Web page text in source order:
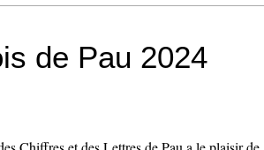
de Pau 2024